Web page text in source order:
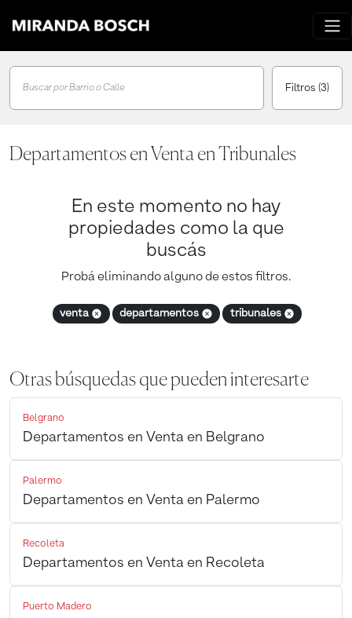
Buscar por Barrio o Calle Filtros (3)
Departamentos en Venta en Tribunales
En este momento no hay
propiedades como la que
buscás
Probá eliminando alguno de estos filtros.
venta departamentos tribunales
Otras búsquedas que pueden interesarte
Belgrano
Departamentos en Venta en Belgrano
Palermo
Departamentos en Venta en Palermo
Recoleta
Departamentos en Venta en Recoleta
Puerto Madero